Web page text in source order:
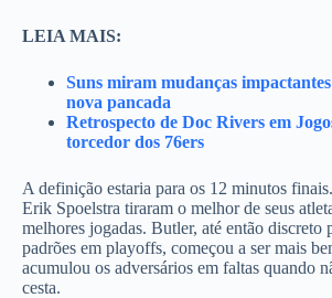
LEIA MAIS:
Suns miram mudanças
nova pancada
Retrospecto de Doc Rivers em
torcedor dos 76ers
A definição estaria para os 12 minutos
Erik Spoelstra tiraram o melhor de seus
melhores jogadas. Butler, até então discreto
padrões em playoffs, começou a ser mais
acumulou os adversários em faltas quando
cesta.